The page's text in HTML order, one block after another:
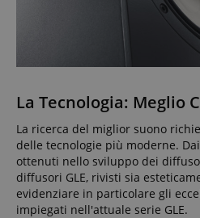
La Tecnologia: Meglio
La ricerca del miglior suono
delle tecnologie più moderne.
ottenuti nello sviluppo dei
diffusori GLE, rivisti sia
evidenziare in particolare gli
impiegati nell'attuale serie GLE.